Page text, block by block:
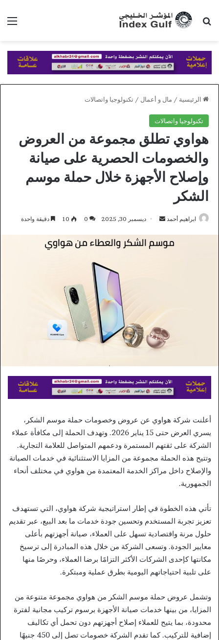
بحث عن
الرئيسية / مال و أعمال / تكنولوجيا واتصالات
تكنولوجيا واتصالات
هواوي تطلق مجموعة من العروض
والخصومات الحصرية على صيانة
وإصلاح الأجهزة خلال حملة موسم
الشكر
ابراهيم أحمد
أرسل
إلكترونيا
ديسمبر 30, 2025 0
10 دقيقة واحدة
أعلنت شركة هواوي عن عروض وخصومات حملة موسم الشكر،
يسري العرض حتى 15 يناير 2026. وتهدف الحملة إلى مكافأة عملاء
الشركة على ثقتهم المستمرة ودعمهم المتواصل للعلامة التجارية.
وتتيح هذه الحملة مجموعة من المزايا الاستثنائية في خدمات الصيانة
والإصلاح داخل مراكز الخدمة المعتمدة من هواوي في مختلف أنحاء
الجمهورية.
تأتي هذه الخطوة في إطار استراتيجية شركة هواوي، التي تستهدف
تعزيز تجربة المستخدم وتحسين جودة خدمات ما بعد البيع، عبر تقديم
حلول مرنة واقتصادية تسهل على العملاء، صيانة أجهزتهم بأعلى
معايير الجودة. وتسعى الشركة من خلال هذه المبادرة إلى ترسيخ
مكانتها كإحدى الشركات الأكثر التزامًا برضا العملاء، وحرصًا منها
على تلبية احتياجاتهم اليومية بطرق عملية ومبتكرة.
وتشمل عروض حملة موسم الشكر من هواوي مجموعة متنوعة من
المزايا، من بينها خدمات صيانة الأجهزة برسوم تركيب مجانية لفترة
محدودة، بما يتيح للعملاء إصلاح أجهزتهم دون تحمل أي تكاليف
إضافية للتركيب. كما تقدم الشركة خصومات تصل إلى 450 جنيهًا